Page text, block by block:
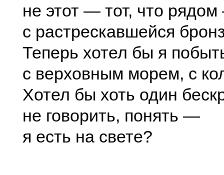
не этот — тот, что
с растрескавшейся
Теперь хотел бы я
с верховным морем, с
Хотел бы хоть один
не говорить, понять —
я есть на свете?